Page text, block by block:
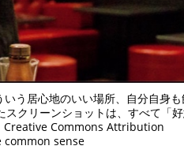
RANKING
う居心地のいい場所、自分自身も
クリーンショットは、すべて「好
Creative Commons Attribution
common sense